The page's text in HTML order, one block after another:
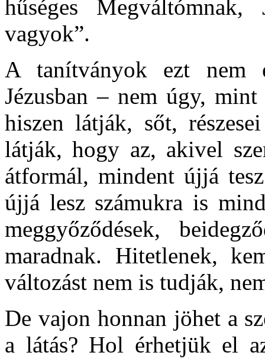
hűséges
vagyok”.
A tanítványok ezt nem
Jézusban – nem úgy,
hiszen látják, sőt,
látják, hogy az, akivel
átformál, mindent újjá
újjá lesz számukra is
meggyőződések,
maradnak. Hitetlenek,
változást nem is tudják,
De vajon honnan jöhet a
a látás? Hol érhetjük el